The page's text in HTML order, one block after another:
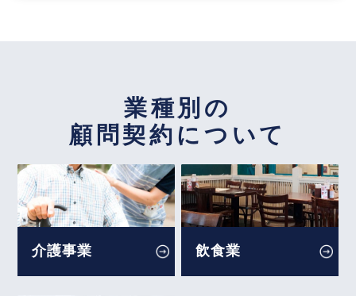
2026年6月1日
【知っておきたい労働法Q&A】「第95回 高年齢者
就業確保措置、問題社員の対応について」の論文
を、企業法務担当執行役員・弁護士 家永 勲、シニ
アアソシエイト・弁護士 髙木 勝瑛が執筆しまし
【不動産業界】2026年4月号Vol.137
ペット不可物件でのペット飼育
2026年4月号Vol.172
機密情報へのアクセス等を理由とした解雇の有効性
（Ｖｅｌｏｃｉｔｙ Ｇｌｏｂａｌ Ｊａｐａｎ事
件）～東京地裁令和６年９月２５日判決～
業種別の
顧問契約について
介護事業 飲食業